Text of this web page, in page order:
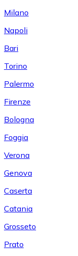
Milano
Napoli
Bari
Torino
Palermo
Firenze
Bologna
Foggia
Verona
Genova
Caserta
Catania
Grosseto
Prato